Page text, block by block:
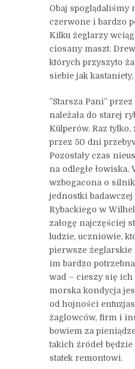
Obaj spoglądaliśmy
czerwone i bardzo
Kilku żeglarzy
ciosany maszt.
których przyszyto
siebie jak kastaniety,
’’Starsza Pani”
należała do starej
Külperów. Raz
przez 50 dni
Pozostały czas
na odległe łowiska.
wzbogacona o
jednostki badawczej
Rybackiego w
załogę najczęściej
ludzie, uczniowie,
pierwsze żeglarskie
im bardzo
wad – cieszy się ich
morska kondycja
od hojności
żaglowców, firm i
bowiem za
takich źródeł
statek remontowi.